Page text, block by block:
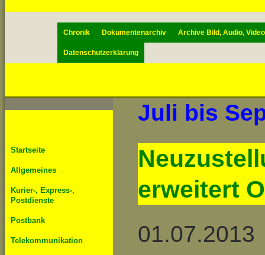
Chronik Dokumentenarchiv Archive Bild, Audio, Video
Datenschutzerklärung
Startseite
Allgemeines
Kurier-, Express-,
Postdienste
Postbank
Telekommunikation
Juli bis
erweitert
01.07.2013